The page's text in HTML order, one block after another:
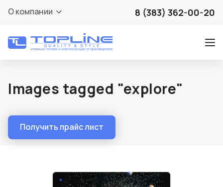
О компании 8 (383) 362-00-20
Images tagged "explore"
Получить прайс лист